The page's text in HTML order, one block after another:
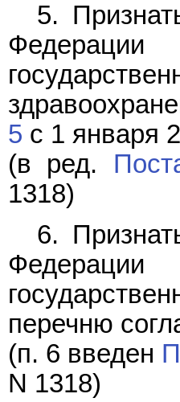
5.
Федерации
5 с 1 января
(в ред.
1318)
6.
Федерации
перечню
(п. 6 введен
N 1318)